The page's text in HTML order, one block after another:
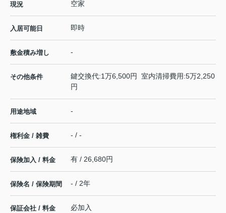
現況 空家
入居可能日 即時
敷金積み増し -
その他条件
鍵交換代:1万6,500円 室内清掃費用:5万2,250
円
用途地域 -
権利金 / 雑費 - / -
保険加入 / 料金 有 / 26,680円
保険名 / 保険期間 - / 2年
保証会社 / 料金
必加入